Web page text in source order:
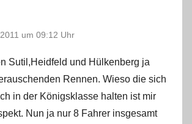
um 09:12 Uhr
Sutil,Heidfeld und Hülkenberg ja
Rennen. Wieso die sich
in der Königsklasse halten ist mir
Nun ja nur 8 Fahrer insgesamt